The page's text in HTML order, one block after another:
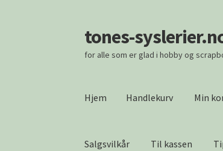
Hopp
til
navigasjon
Hopp
til
innhold
tones-
for alle som er glad i hobby og
Hjem Handlekurv Min
Salgsvilkår Til kassen